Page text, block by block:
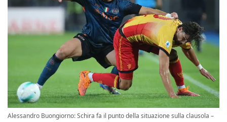
Alessandro Buongiorno: Schira fa il punto della situazione sulla clausola –